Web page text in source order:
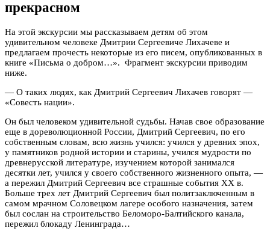
прекрасном
На этой экскурсии мы рассказываем детям об этом
удивительном человеке Дмитрии Сергеевиче Лихачеве и
предлагаем прочесть некоторые из его писем, опубликованных в
книге «Письма о добром…». Фрагмент экскурсии приводим
ниже.
— О таких людях, как Дмитрий Сергеевич Лихачев говорят —
«Совесть нации».
Он был человеком удивительной судьбы. Начав свое образование
еще в дореволюционной России, Дмитрий Сергеевич, по его
собственным словам, всю жизнь учился: учился у древних эпох,
у памятников родной истории и старины, учился мудрости по
древнерусской литературе, изучением которой занимался
десятки лет, учился у своего собственного жизненного опыта, —
а пережил Дмитрий Сергеевич все страшные события XX в.
Больше трех лет Дмитрий Сергеевич был политзаключенным в
самом мрачном Соловецком лагере особого назначения, затем
был сослан на строительство Беломоро-Балтийского канала,
пережил блокаду Ленинграда…